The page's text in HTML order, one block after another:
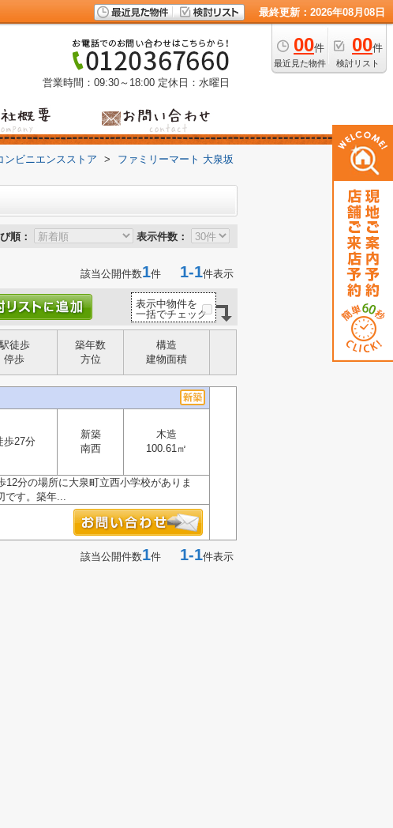
最終更新：2026年08月08日
00件
最近見た物件
00件
検討リスト
営業時間：09:30～18:00 定休日：水曜日
ンビニエンスストア >
ファミリーマート 大泉坂
順： 表示件数：
該当公開件数1件 1-1件表示
表示中物件を
一括でチェック
徒歩
停歩
築年数
方位
構造
建物面積
歩27分
新築
南西
木造
100.61㎡
分の場所に大泉町立西小学校がありま
です。築年...
該当公開件数1件 1-1件表示